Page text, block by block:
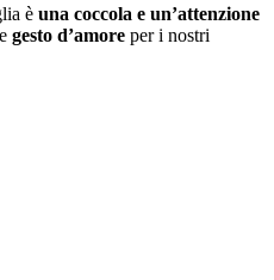
è una coccola e un’attenzione
gesto d’amore per i nostri